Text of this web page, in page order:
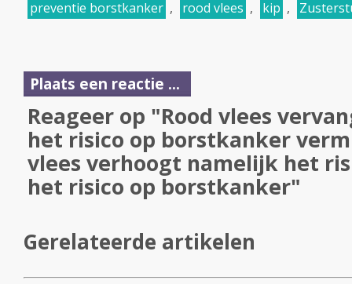
preventie borstkanker , rood vlees , kip ,
Plaats een reactie ...
Reageer op "Rood vlees
het risico op borstkanker
vlees verhoogt namelijk het
het risico op borstkanker"
Gerelateerde artikelen